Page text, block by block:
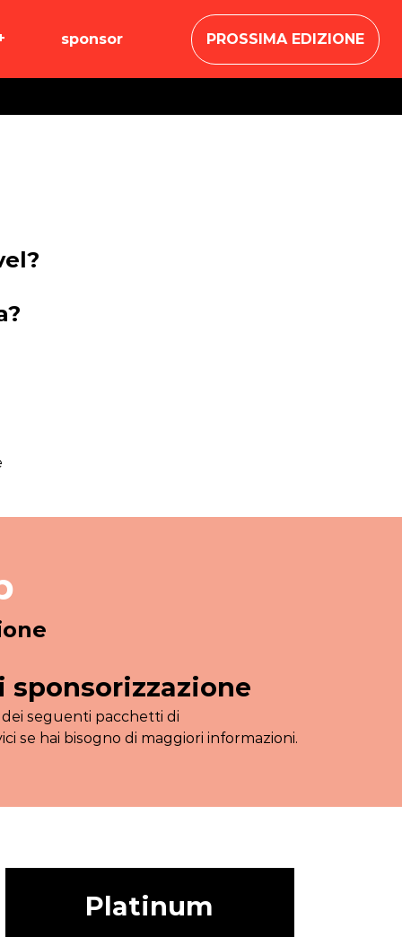
sponsor PROSSIMA EDIZIONE
sponsorizzazione
seguenti pacchetti di
se hai bisogno di maggiori informazioni.
Platinum